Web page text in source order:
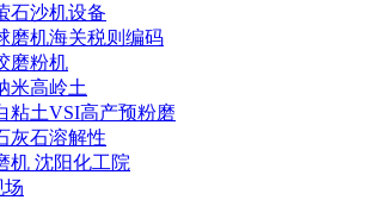
石沙机设备
磨机海关税则编码
磨粉机
米高岭土
粘土VSI高产预粉磨
灰石溶解性
机 沈阳化工院
场